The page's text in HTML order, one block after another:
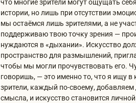
что многие зрители могут ощущать
истории, но лишь при отсутствии
мы остаёмся лишь зрителями, а не
поддерживаю твою точку зрения —
нуждаются в «дыхании». Искусство
пространство для размышлений,
чтобы мы могли прочувствовать его.
говоришь, — это именно то, что я ищу
зрители, каждый по-своему,
смысла, и искусство становится